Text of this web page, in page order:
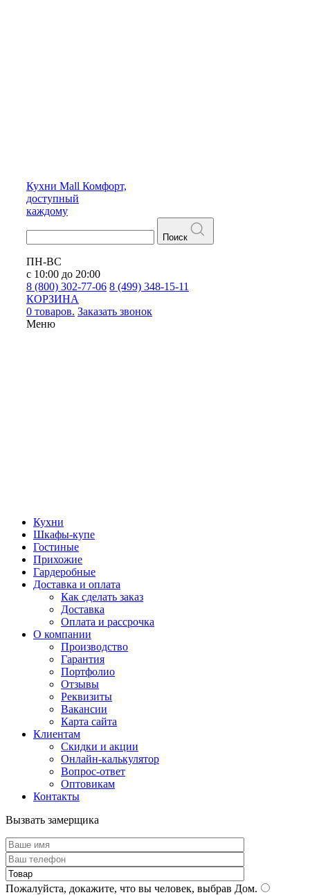
Кухни Mall Комфорт,
доступный
каждому
Поиск
ПН-ВС
с 10:00 до 20:00
8 (800) 302-77-06 8 (499) 348-15-11
КОРЗИНА
0 товаров. Заказать звонок
Меню
Кухни
Шкафы-купе
Гостиные
Прихожие
Гардеробные
Доставка и оплата
Как сделать заказ
Доставка
Оплата и рассрочка
О компании
Производство
Гарантия
Портфолио
Отзывы
Реквизиты
Вакансии
Карта сайта
Клиентам
Скидки и акции
Онлайн-калькулятор
Вопрос-ответ
Оптовикам
Контакты
Вызвать замерщика
Пожалуйста, докажите, что вы человек, выбрав Дом.